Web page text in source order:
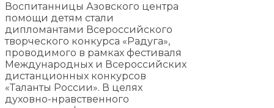
Воспитанницы Азовского центра
помощи детям стали
дипломантами Всероссийского
творческого конкурса «Радуга»,
проводимого в рамках фестиваля
Международных и Всероссийских
дистанционных конкурсов
«Таланты России». В целях
духовно-нравственного